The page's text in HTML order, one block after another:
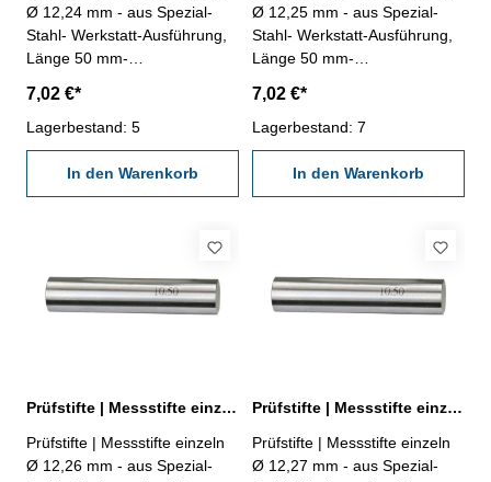
Ø 12,24 mm - aus Spezial-
Stahl- Werkstatt-Ausführung,
Länge 50 mm-
Behältnis Abmessung: Ø
12,24 mm
7,02 €*
Lagerbestand: 5
In den Warenkorb
Ø 12,25 mm - aus Spezial-
Stahl- Werkstatt-Ausführung,
Länge 50 mm-
Behältnis Abmessung: Ø
12,25 mm
7,02 €*
Lagerbestand: 7
In den Warenkorb
Prüfstifte | Messstifte einzeln Ø 12,26 mm ± 0,002 mm
Prüfstifte | Messstifte einzeln
Ø 12,26 mm - aus Spezial-
Prüfstifte | Messstifte einzeln Ø 12,27 mm ± 0,002 mm
Prüfstifte | Messstifte einzeln
Ø 12,27 mm - aus Spezial-